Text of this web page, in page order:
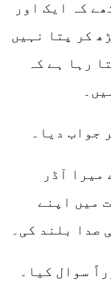
کہ ایک اور
کر پتا نہیں
رہا ہے کہ
جواب دیا۔
میرا آڈر
میں اپنے
صدا بلند کی۔
سوال کیا۔